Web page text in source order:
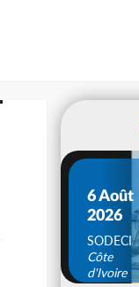
6 Août
2026
SODECI
Côte
d'Ivoire